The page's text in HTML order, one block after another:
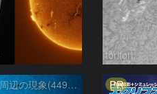
toritori
黒点半暗部周辺の現象(4498、4502付近)8/6 PR